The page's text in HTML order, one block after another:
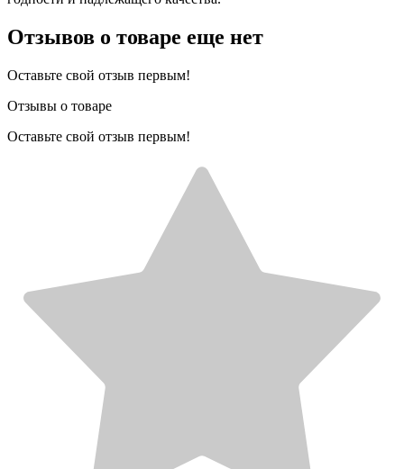
Отзывов о товаре еще нет
Оставьте свой отзыв первым!
Отзывы о товаре
Оставьте свой отзыв первым!